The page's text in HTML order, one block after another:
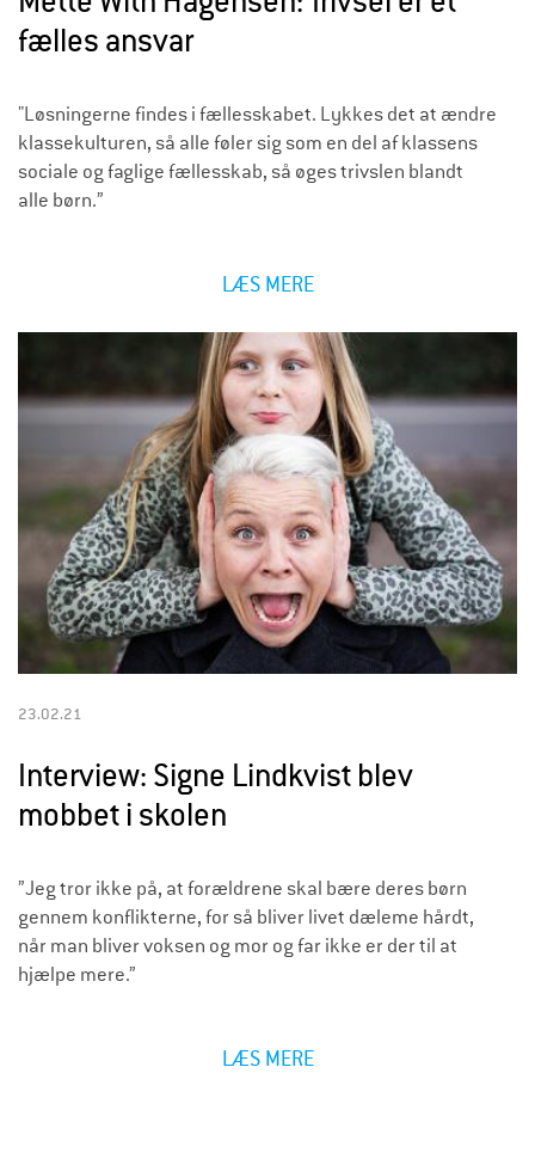
fælles ansvar
"Løsningerne findes i fællesskabet. Lykkes det at ændre
klassekulturen, så alle føler sig som en del af klassens
sociale og faglige fællesskab, så øges trivslen blandt
alle børn.”
LÆS MERE
23.02.21
Interview: Signe Lindkvist blev
mobbet i skolen
”Jeg tror ikke på, at forældrene skal bære deres børn
gennem konflikterne, for så bliver livet dæleme hårdt,
når man bliver voksen og mor og far ikke er der til at
hjælpe mere.”
LÆS MERE